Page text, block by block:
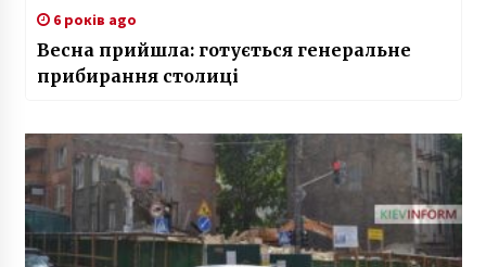
6 років ago
Весна прийшла: готується генеральне
прибирання столиці